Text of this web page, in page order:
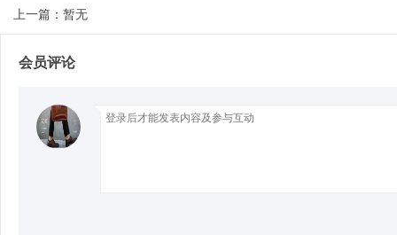
上一篇：暂无
会员评论